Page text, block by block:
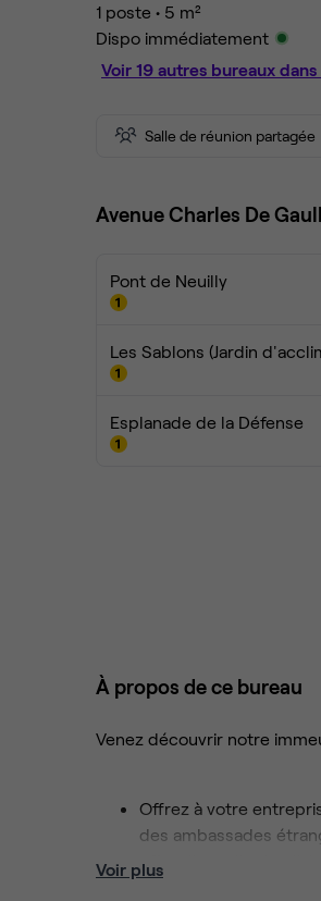
1 poste • 5 m²
Dispo immédiatement
Voir 19 autres bureaux
Salle de réunion partagée
Avenue Charles De
Pont de Neuilly
Les Sablons (Jardin
Esplanade de la Défense
À propos de ce bureau
Venez découvrir notre
Offrez à votre
des ambassades
offre d'excellentes
Voir plus